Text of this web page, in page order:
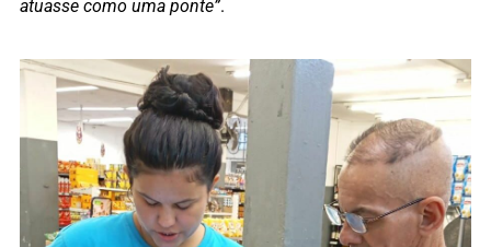
atuasse como uma ponte”.